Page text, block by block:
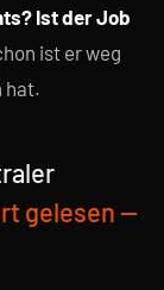
Ist der Job
ist er weg
hat.
gelesen —